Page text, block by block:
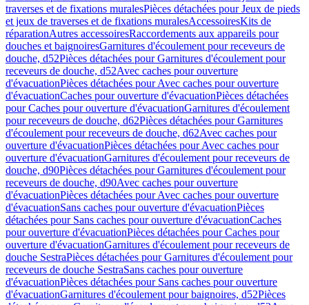
traverses et de fixations muralesPièces détachées pour Jeux de pieds
et jeux de traverses et de fixations muralesAccessoiresKits de
réparationAutres accessoiresRaccordements aux appareils pour
douches et baignoiresGarnitures d'écoulement pour receveurs de
douche, d52Pièces détachées pour Garnitures d'écoulement pour
receveurs de douche, d52Avec caches pour ouverture
d'évacuationPièces détachées pour Avec caches pour ouverture
d'évacuationCaches pour ouverture d'évacuationPièces détachées
pour Caches pour ouverture d'évacuationGarnitures d'écoulement
pour receveurs de douche, d62Pièces détachées pour Garnitures
d'écoulement pour receveurs de douche, d62Avec caches pour
ouverture d'évacuationPièces détachées pour Avec caches pour
ouverture d'évacuationGarnitures d'écoulement pour receveurs de
douche, d90Pièces détachées pour Garnitures d'écoulement pour
receveurs de douche, d90Avec caches pour ouverture
d'évacuationPièces détachées pour Avec caches pour ouverture
d'évacuationSans caches pour ouverture d'évacuationPièces
détachées pour Sans caches pour ouverture d'évacuationCaches
pour ouverture d'évacuationPièces détachées pour Caches pour
ouverture d'évacuationGarnitures d'écoulement pour receveurs de
douche SestraPièces détachées pour Garnitures d'écoulement pour
receveurs de douche SestraSans caches pour ouverture
d'évacuationPièces détachées pour Sans caches pour ouverture
d'évacuationGarnitures d'écoulement pour baignoires, d52Pièces